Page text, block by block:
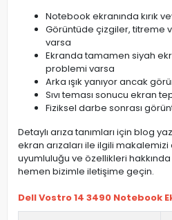
Notebook ekranında kırık
Görüntüde çizgiler, titreme
varsa
Ekranda tamamen siyah
problemi varsa
Arka ışık yanıyor ancak
Sıvı teması sonucu ekran
Fiziksel darbe sonrası
Detaylı arıza tanımları için blog
ekran arızaları ile ilgili
uyumluluğu ve özellikleri
hemen bizimle iletişime geçin.
Dell Vostro 14 3490 Notebook